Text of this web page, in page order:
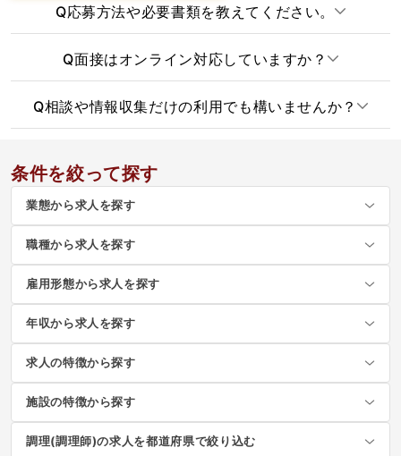
Q応募方法や必要書類を教えてください。
Q面接はオンライン対応していますか？
Q相談や情報収集だけの利用でも構いませんか？
条件を絞って探す
業態から求人を探す
職種から求人を探す
雇用形態から求人を探す
年収から求人を探す
求人の特徴から探す
施設の特徴から探す
調理(調理師)の求人を都道府県で絞り込む